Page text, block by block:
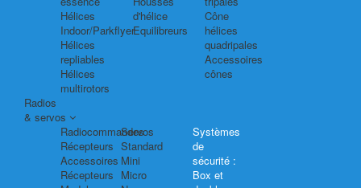
Hélices
Indoor/Parkflyer
Hélices
repliables
Hélices
multirotors
d'hélice
Equilibreurs
Cône
hélices
quadripales
Accessoires
cônes
Radios
& servos
Radiocommandes
Récepteurs
Accessoires
Récepteurs
Servos
Standard
Mini
Micro
Systèmes
de
sécurité :
Box et